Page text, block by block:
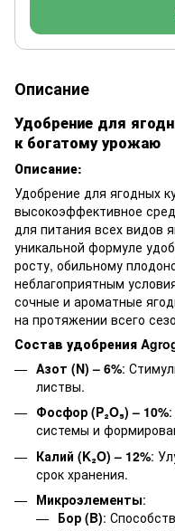
Описание
Удобрение для
к богатому урожаю
Описание:
Удобрение для ягодных
высокоэффективное
для питания всех видов
уникальной формуле
росту, обильному
неблагоприятным
сочные и ароматные
на протяжении всего
Состав удобрения
Азот (N) – 6%:
листвы.
Фосфор (P₂O₅) – 10%
системы и
Калий (K₂O) – 12%:
срок хранения.
Микроэлементы:
Бор (B):